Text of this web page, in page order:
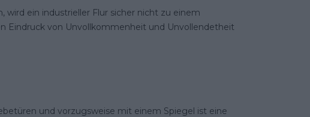
wird ein industrieller Flur sicher nicht zu einem
Eindruck von Unvollkommenheit und Unvollendetheit
und vorzugsweise mit einem Spiegel ist eine